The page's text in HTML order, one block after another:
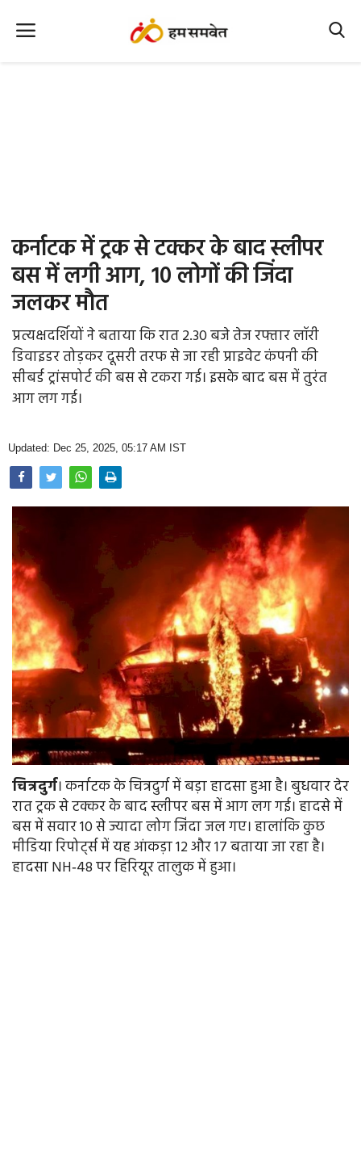
Office Office
Political Gossips
Farm & Food
Opinion
Photo Gallery
Home
कर्नाटक में ट्रक से टक्कर के बाद स्लीपर
बस में लगी आग, 10 लोगों की जिंदा
जलकर मौत
प्रत्यक्षदर्शियों ने बताया कि रात 2.30 बजे तेज रफ्तार लॉरी
डिवाइडर तोड़कर दूसरी तरफ से जा रही प्राइवेट कंपनी की
सीबर्ड ट्रांसपोर्ट की बस से टकरा गई। इसके बाद बस में तुरंत
आग लग गई।
Updated: Dec 25, 2025, 05:17 AM IST
चित्रदुर्ग। कर्नाटक के चित्रदुर्ग में बड़ा हादसा हुआ है। बुधवार देर
रात ट्रक से टक्कर के बाद स्लीपर बस में आग लग गई। हादसे में
बस में सवार 10 से ज्यादा लोग जिंदा जल गए। हालांकि कुछ
मीडिया रिपोर्ट्स में यह आंकड़ा 12 और 17 बताया जा रहा है।
हादसा NH‑48 पर हिरियूर तालुक में हुआ।